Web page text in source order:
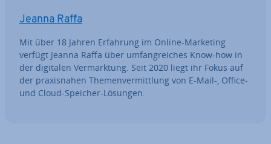
Jeanna Raffa
Mit über 18 Jahren Erfahrung im Online-Marketing
verfügt Jeanna Raffa über um­fang­rei­ches Know-how in
der digitalen Ver­mark­tung. Seit 2020 liegt ihr Fokus auf
der pra­xis­na­hen The­men­ver­mitt­lung von E-Mail-, Office-
und Cloud-Speicher-Lösungen.